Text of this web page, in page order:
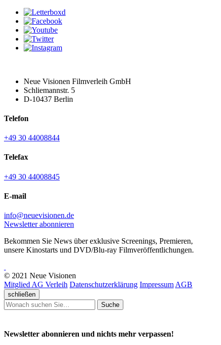
Neue Visionen Filmverleih GmbH
Schliemannstr. 5
D-10437 Berlin
Telefon
+49 30 44008844
Telefax
+49 30 44008845
E-mail
info@neuevisionen.de
Newsletter abonnieren
Bekommen Sie News über exklusive Screenings, Premieren,
unsere Kinostarts und DVD/Blu-ray Filmveröffentlichungen.
© 2021 Neue Visionen
Mitglied AG Verleih Datenschutzerklärung Impressum AGB
schließen
Suche
Newsletter abonnieren und nichts mehr verpassen!